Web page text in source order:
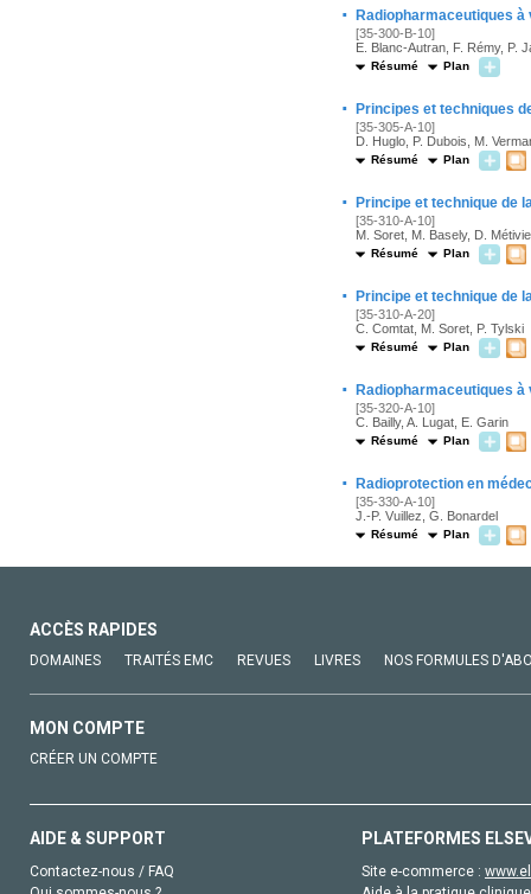
· Radiopharmaceutiques
[35-300-B-10]
E. Blanc-Autran, F. Rémy, P.
Résumé Plan
· Principes et techniques
[35-305-A-10]
D. Huglo, P. Dubois, M.
Résumé Plan
· Principe et technique de
[35-310-A-10]
M. Soret, M. Basely, D.
Résumé Plan
· Principe et technique de
[35-310-A-20]
C. Comtat, M. Soret, P. Tylski
Résumé Plan
· Radiopharmaceutiques
[35-320-A-10]
C. Bailly, A. Lugat, E. Garin
Résumé Plan
· Radioprotection en
[35-330-A-10]
J.-P. Vuillez, G. Bonardel
Résumé Plan
ACCÈS RAPIDES
DOMAINES TRAITÉS EMC REVUES LIVRES NOS FORMULES
MON COMPTE
CRÉER UN COMPTE
AIDE & SUPPORT
Contactez-nous / FAQ
PLATEFORMES
Site e-commerce :